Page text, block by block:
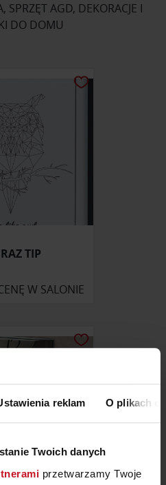
reklam O plikach
Twoich danych
przetwarzamy Twoje
SPRZĘT AGD, DEKORACJE I
DO DOMU
TIP
W SALONIE